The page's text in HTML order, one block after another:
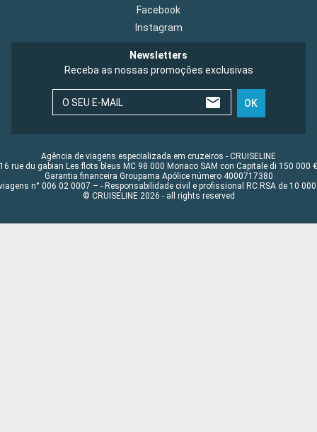
Facebook
Instagram
Newsletters
Receba as nossas promoções exclusivas
O SEU E-MAIL OK
Agência de viagens especializada em cruzeiros - CRUISELINE
16 rue du gabian Les flots bleus MC 98 000 Monaco SAM con Capitale di 150 000 €
Garantia financeira Groupama Apólice número 4000717380
n° 006 02 0007 – - Responsabilidade civil e profissional RC RSA de 10 000
© CRUISELINE 2026 - all rights reserved